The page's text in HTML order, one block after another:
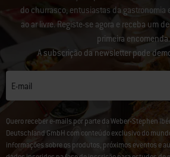
do churrasco, entusiastas da gastronomia
ao ar livre. Registe-se agora e receba um
primeira encomenda.
A subscrição da newsletter pode
E-mail
Quero receber e-mails por parte da Weber-Stephen
Deutschland GmbH com conteúdo exclusivo do
informações sobre os produtos, próximos eventos e